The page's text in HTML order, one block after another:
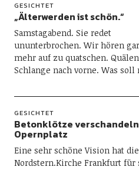
GESICHTET
„Älterwerden ist schön.“
Samstagabend. Sie redet
ununterbrochen. Wir hören
mehr auf zu quatschen.
Schlange nach vorne. Was soll
GESICHTET
Betonklötze verschandeln
Opernplatz
Eine sehr schöne Vision hat die
Nordstern.Kirche Frankfurt